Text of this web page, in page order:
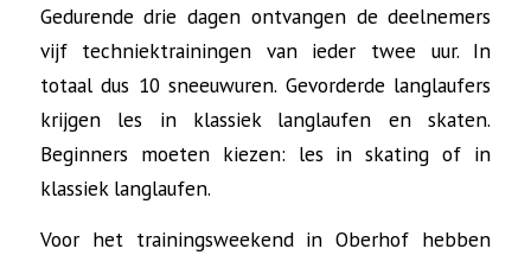
Gedurende drie dagen ontvangen de deelnemers
vijf techniektrainingen van ieder twee uur. In
totaal dus 10 sneeuwuren. Gevorderde langlaufers
krijgen les in klassiek langlaufen en skaten.
Beginners moeten kiezen: les in skating of in
klassiek langlaufen.
Voor het trainingsweekend in Oberhof hebben